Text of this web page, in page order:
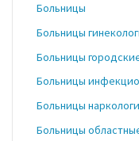
Больницы
Больницы
Больницы
Больницы
Больницы
Больницы